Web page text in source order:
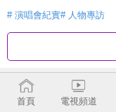
# 演唱會紀實# 人物專訪
劇集列表
首頁 電視頻道